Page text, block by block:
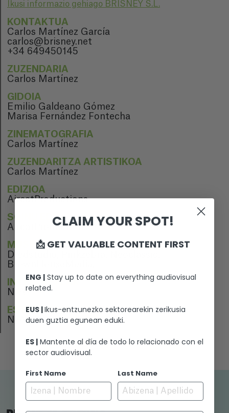
Ikusi informazio gehiago BRISNEY S.L.
KONTAKTUA
Carlos Martínez García
carlos@brisney.net
+34 649450145
ZUZENDARIA
Carlos Martínez
GIDOIA
Emilio Galdeano Gómez
Marisa Fernández Fontecha
ZINEMATOGRAFIA
Carlos Martínez
ZUZENDARITZA ARTISTIKOA
Carlos Martínez
EDIZIOA
AircatProductions
SOINU EDIZIOA
AircatProductions
MUSIKA
Dredstudio, Pinkzebra, Neoclassic,
BrownHouseMedia.
INTERPRETEAK
N/A
ESTREINALDIA
N/A
CLAIM YOUR SPOT!
📩 GET VALUABLE CONTENT FIRST
ENG | Stay up to date on everything audiovisual
related.
EUS |Ikus-entzunezko sektorearekin zerikusia
duen guztia egunean eduki.
ES | Mantente al día de todo lo relacionado con el
sector audiovisual.
First Name Last Name